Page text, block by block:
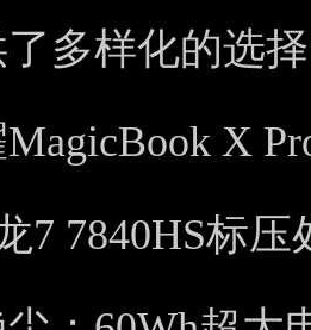
多样化的选
X
7 7840HS标